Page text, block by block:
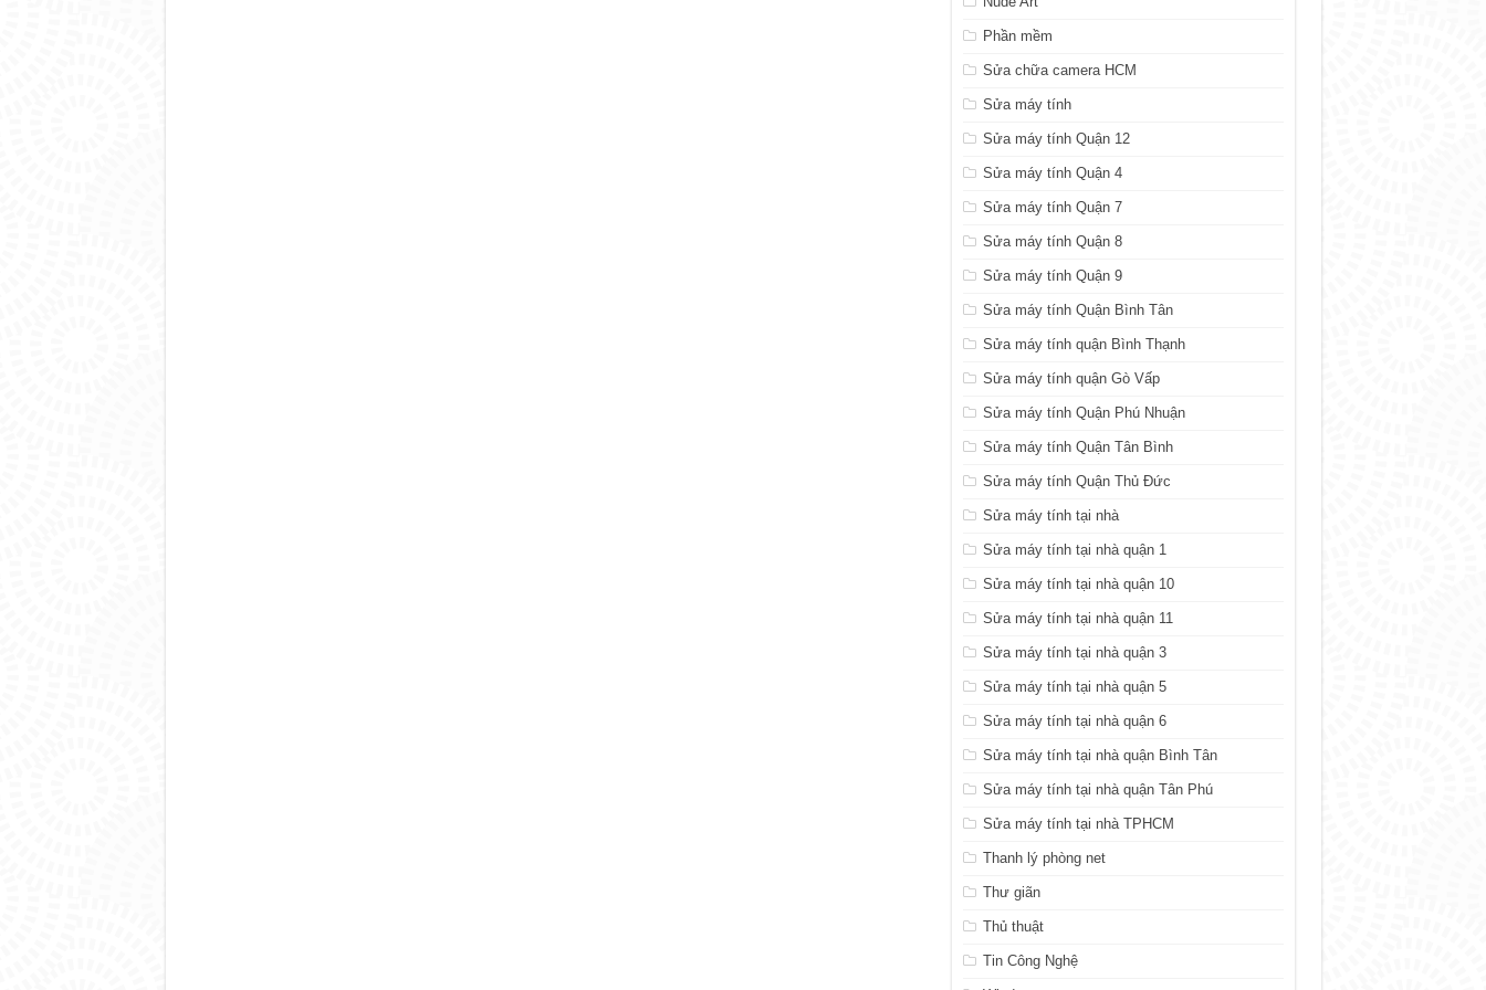
Phần mềm
Sửa chữa camera HCM
Sửa máy tính
Sửa máy tính Quận 12
Sửa máy tính Quận 4
Sửa máy tính Quận 7
Sửa máy tính Quận 8
Sửa máy tính Quận 9
Sửa máy tính Quận Bình Tân
Sửa máy tính quận Bình Thạnh
Sửa máy tính quận Gò Vấp
Sửa máy tính Quận Phú Nhuận
Sửa máy tính Quận Tân Bình
Sửa máy tính Quận Thủ Đức
Sửa máy tính tại nhà
Sửa máy tính tại nhà quận 1
Sửa máy tính tại nhà quận 10
Sửa máy tính tại nhà quận 11
Sửa máy tính tại nhà quận 3
Sửa máy tính tại nhà quận 5
Sửa máy tính tại nhà quận 6
Sửa máy tính tại nhà quận Bình Tân
Sửa máy tính tại nhà quận Tân Phú
Sửa máy tính tại nhà TPHCM
Thanh lý phòng net
Thư giãn
Thủ thuật
Tin Công Nghệ